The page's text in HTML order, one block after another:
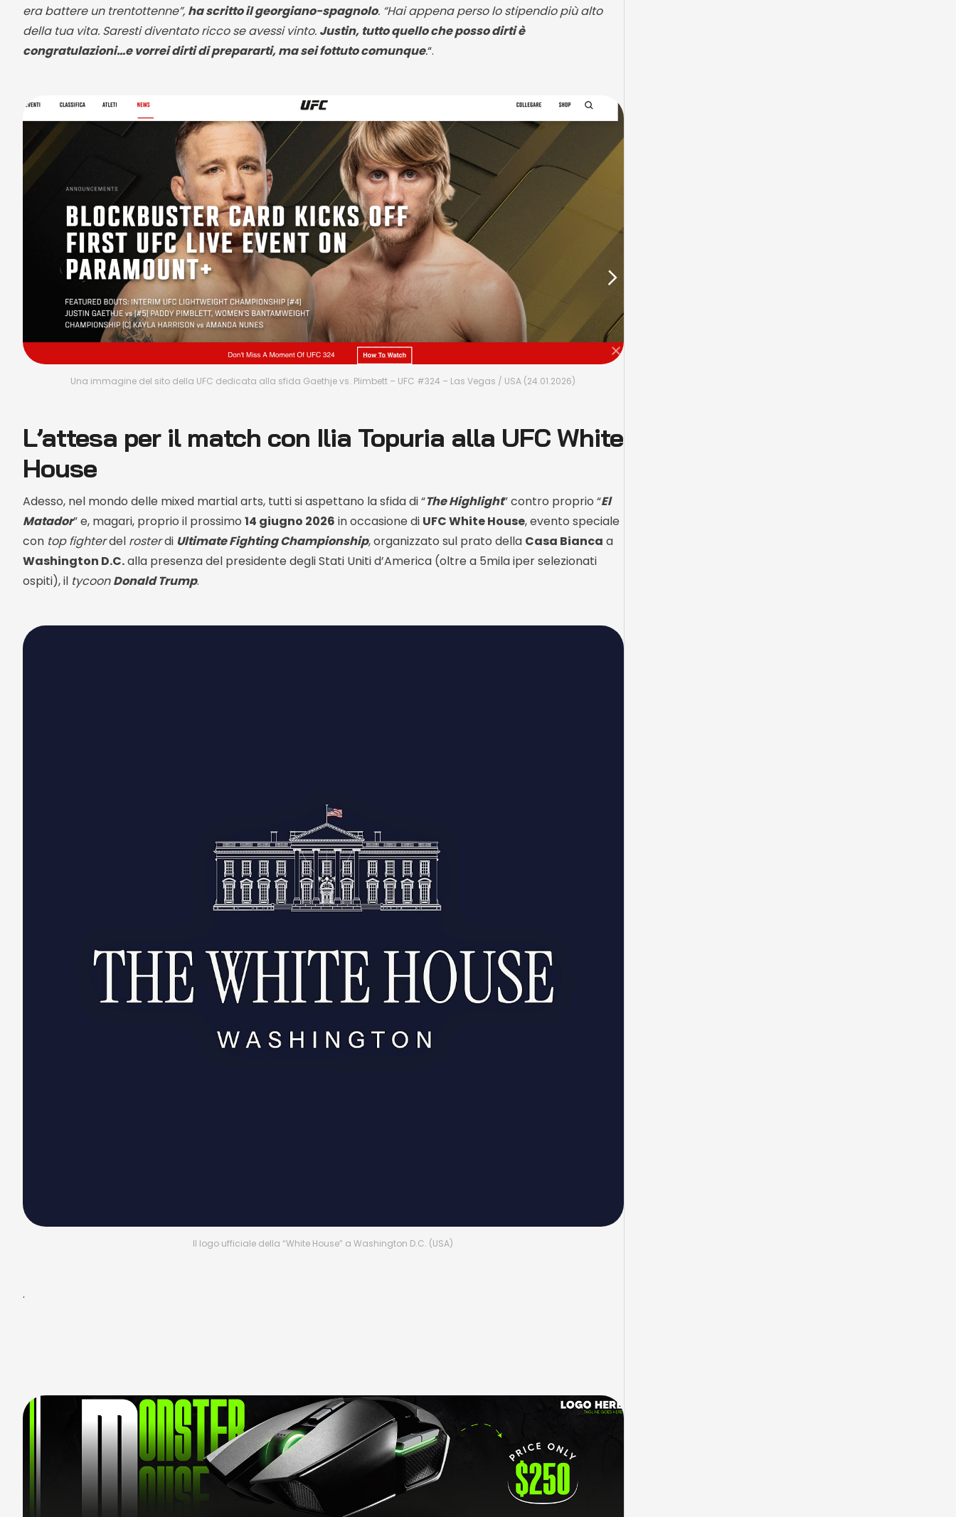
era battere un trentottenne”, ha scritto il georgiano-spagnolo. “Hai appena perso lo stipendio più alto
della tua vita. Saresti diventato ricco se avessi vinto. Justin, tutto quello che posso dirti è
congratulazioni…e vorrei dirti di prepararti, ma sei fottuto comunque.“.
Una immagine del sito della UFC dedicata alla sfida Gaethje vs. Plimbett – UFC #324 – Las Vegas / USA (24.01.2026)
L’attesa per il match con Ilia Topuria alla UFC White
House
Adesso, nel mondo delle mixed martial arts, tutti si aspettano la sfida di “The Highlight” contro proprio “El
Matador” e, magari, proprio il prossimo 14 giugno 2026 in occasione di UFC White House, evento speciale
con top fighterdel rosterdi Ultimate Fighting Championship, organizzato sul prato della Casa Bianca a
Washington D.C.alla presenza del presidente degli Stati Uniti d’America (oltre a 5mila iper selezionati
ospiti), il tycoon Donald Trump.
Il logo ufficiale della “White House” a Washington D.C. (USA)
.